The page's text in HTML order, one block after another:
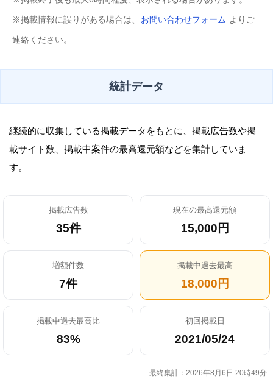
※掲載情報に誤りがある場合は、 お問い合わせフォーム よりご
連絡ください。
統計データ
継続的に収集している掲載データをもとに、掲載広告数や掲
載サイト数、掲載中案件の最高還元額などを集計していま
す。
掲載広告数
35件
現在の最高還元額
15,000円
増額件数
7件
掲載中過去最高
18,000円
掲載中過去最高比
83%
初回掲載日
2021/05/24
最終集計：2026年8月6日 20時49分